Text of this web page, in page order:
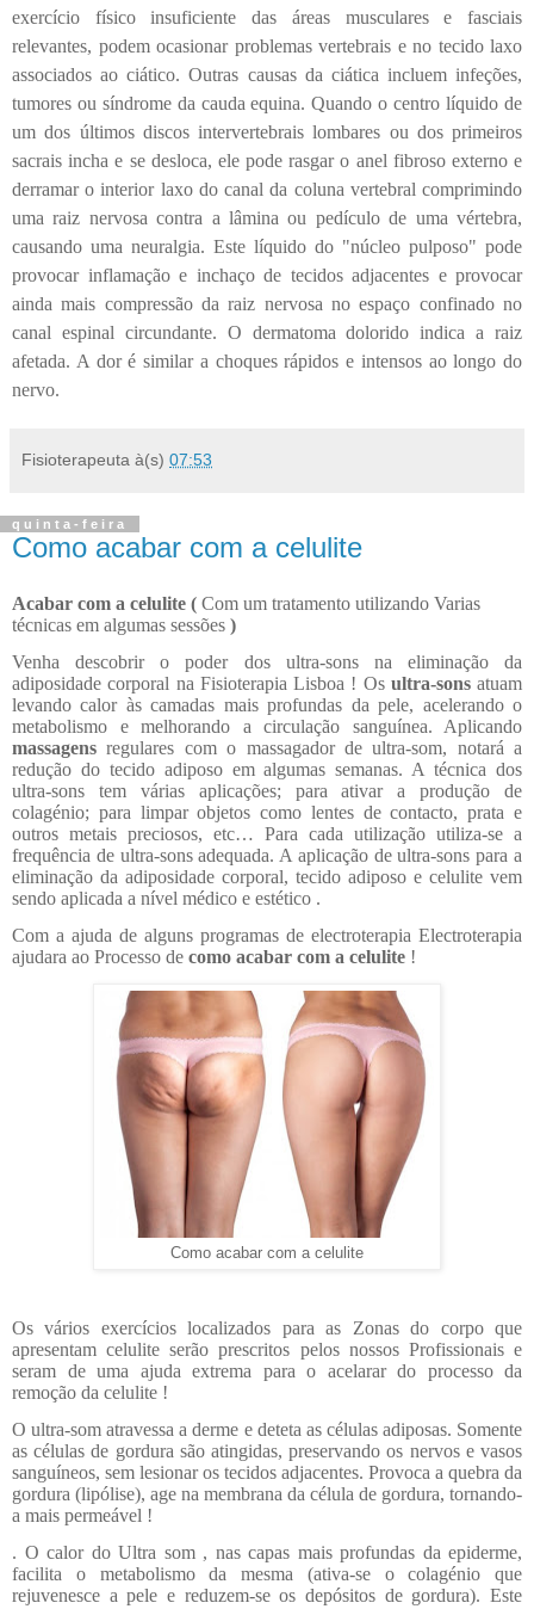
exercício físico insuficiente das áreas musculares e fasciais
relevantes, podem ocasionar problemas vertebrais e no tecido laxo
associados ao ciático. Outras causas da ciática incluem infeções,
tumores ou síndrome da cauda equina. Quando o centro líquido de
um dos últimos discos intervertebrais lombares ou dos primeiros
sacrais incha e se desloca, ele pode rasgar o anel fibroso externo e
derramar o interior laxo do canal da coluna vertebral comprimindo
uma raiz nervosa contra a lâmina ou pedículo de uma vértebra,
causando uma neuralgia. Este líquido do "núcleo pulposo" pode
provocar inflamação e inchaço de tecidos adjacentes e provocar
ainda mais compressão da raiz nervosa no espaço confinado no
canal espinal circundante. O dermatoma dolorido indica a raiz
afetada. A dor é similar a choques rápidos e intensos ao longo do
nervo.
Fisioterapeuta à(s) 07:53
quinta-feira
Como acabar com a celulite
Acabar com a celulite ( Com um tratamento utilizando Varias
técnicas em algumas sessões )
Venha descobrir o poder dos ultra-sons na eliminação da
adiposidade corporal na Fisioterapia Lisboa ! Osultra-sons atuam
levando calor às camadas mais profundas da pele, acelerando o
metabolismo e melhorando a circulação sanguínea. Aplicando
massagens regulares com o massagador de ultra-som, notará a
redução do tecido adiposo em algumas semanas. A técnica dos
ultra-sons tem várias aplicações; para ativar a produção de
colagénio; para limpar objetos como lentes de contacto, prata e
outros metais preciosos, etc… Para cada utilização utiliza-se a
frequência de ultra-sons adequada. A aplicação de ultra-sons para a
eliminação da adiposidade corporal, tecido adiposo e celulite vem
sendo aplicada a nível médico e estético .
Com a ajuda de alguns programas de electroterapia Electroterapia
ajudara ao Processo de como acabar com a celulite !
Como acabar com a celulite
Os vários exercícios localizados para as Zonas do corpo que
apresentam celulite serão prescritos pelos nossos Profissionais e
seram de uma ajuda extrema para o acelarar do processo da
remoção da celulite !
O ultra-som atravessa a derme e deteta as células adiposas. Somente
as células de gordura são atingidas, preservando os nervos e vasos
sanguíneos, sem lesionar os tecidos adjacentes. Provoca a quebra da
gordura (lipólise), age na membrana da célula de gordura, tornando-
a mais permeável !
. O calor do Ultra som , nas capas mais profundas da epiderme,
facilita o metabolismo da mesma (ativa-se o colagénio que
rejuvenesce a pele e reduzem-se os depósitos de gordura). Este